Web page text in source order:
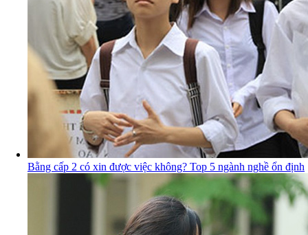
Bằng cấp 2 có xin được việc không? Top 5 ngành nghề ổn định